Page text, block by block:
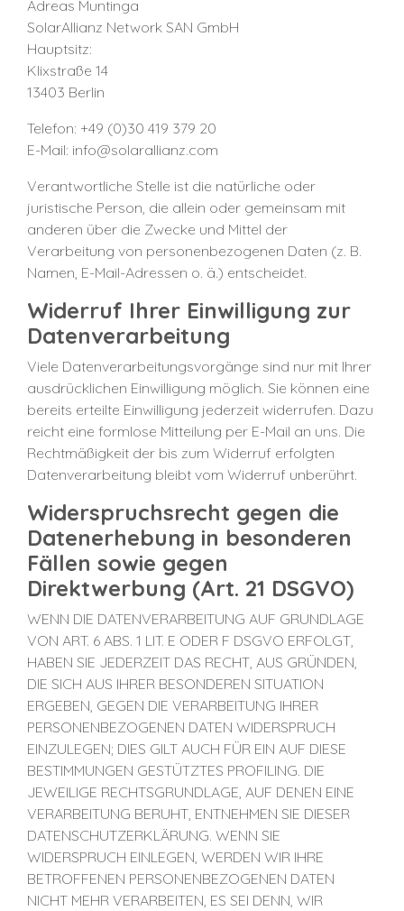
Adreas Muntinga
SolarAllianz Network SAN GmbH
Hauptsitz:
Klixstraße 14
13403 Berlin
Telefon: +49 (0)30 419 379 20
E-Mail: info@solarallianz.com
Verantwortliche Stelle ist die natürliche oder
juristische Person, die allein oder gemeinsam mit
anderen über die Zwecke und Mittel der
Verarbeitung von personenbezogenen Daten (z. B.
Namen, E-Mail-Adressen o. ä.) entscheidet.
Widerruf Ihrer Einwilligung zur
Datenverarbeitung
Viele Datenverarbeitungsvorgänge sind nur mit Ihrer
ausdrücklichen Einwilligung möglich. Sie können eine
bereits erteilte Einwilligung jederzeit widerrufen. Dazu
reicht eine formlose Mitteilung per E-Mail an uns. Die
Rechtmäßigkeit der bis zum Widerruf erfolgten
Datenverarbeitung bleibt vom Widerruf unberührt.
Widerspruchsrecht gegen die
Datenerhebung in besonderen
Fällen sowie gegen
Direktwerbung (Art. 21 DSGVO)
WENN DIE DATENVERARBEITUNG AUF GRUNDLAGE
VON ART. 6 ABS. 1 LIT. E ODER F DSGVO ERFOLGT,
HABEN SIE JEDERZEIT DAS RECHT, AUS GRÜNDEN,
DIE SICH AUS IHRER BESONDEREN SITUATION
ERGEBEN, GEGEN DIE VERARBEITUNG IHRER
PERSONENBEZOGENEN DATEN WIDERSPRUCH
EINZULEGEN; DIES GILT AUCH FÜR EIN AUF DIESE
BESTIMMUNGEN GESTÜTZTES PROFILING. DIE
JEWEILIGE RECHTSGRUNDLAGE, AUF DENEN EINE
VERARBEITUNG BERUHT, ENTNEHMEN SIE DIESER
DATENSCHUTZERKLÄRUNG. WENN SIE
WIDERSPRUCH EINLEGEN, WERDEN WIR IHRE
BETROFFENEN PERSONENBEZOGENEN DATEN
NICHT MEHR VERARBEITEN, ES SEI DENN, WIR